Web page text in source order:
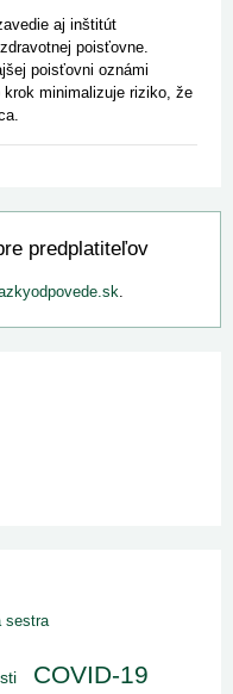
aj inštitút
poisťovne.
poisťovni oznámi
minimalizuje riziko, že
predplatiteľov
.
sestra
COVID-19